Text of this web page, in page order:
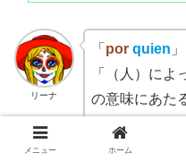
リーナ
「 por quien
「（人）によ
の意味にあた
メニュー ホーム